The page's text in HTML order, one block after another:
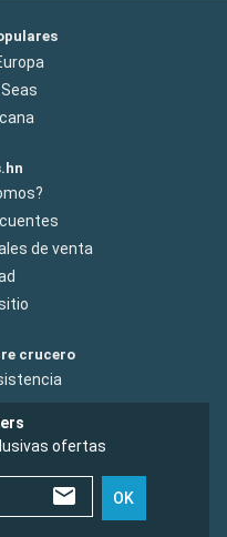
de venta
crucero
ofertas
OK